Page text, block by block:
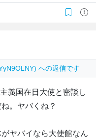
への返信です
義国在日大使と密談し
ね。ヤバくね？
ヤバイなら大使館なん